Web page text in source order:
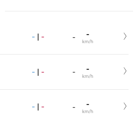
- | - - -
km/h
- | - - -
km/h
- | - - -
km/h